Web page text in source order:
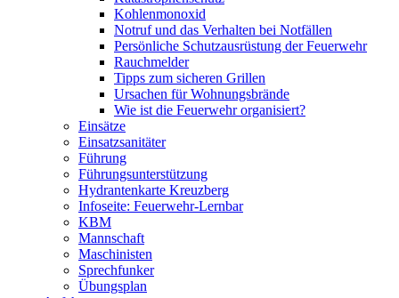
Kohlenmonoxid
Notruf und das Verhalten bei Notfällen
Persönliche Schutzausrüstung der Feuerwehr
Rauchmelder
Tipps zum sicheren Grillen
Ursachen für Wohnungsbrände
Wie ist die Feuerwehr organisiert?
Einsätze
Einsatzsanitäter
Führung
Führungsunterstützung
Hydrantenkarte Kreuzberg
Infoseite: Feuerwehr-Lernbar
KBM
Mannschaft
Maschinisten
Sprechfunker
Übungsplan